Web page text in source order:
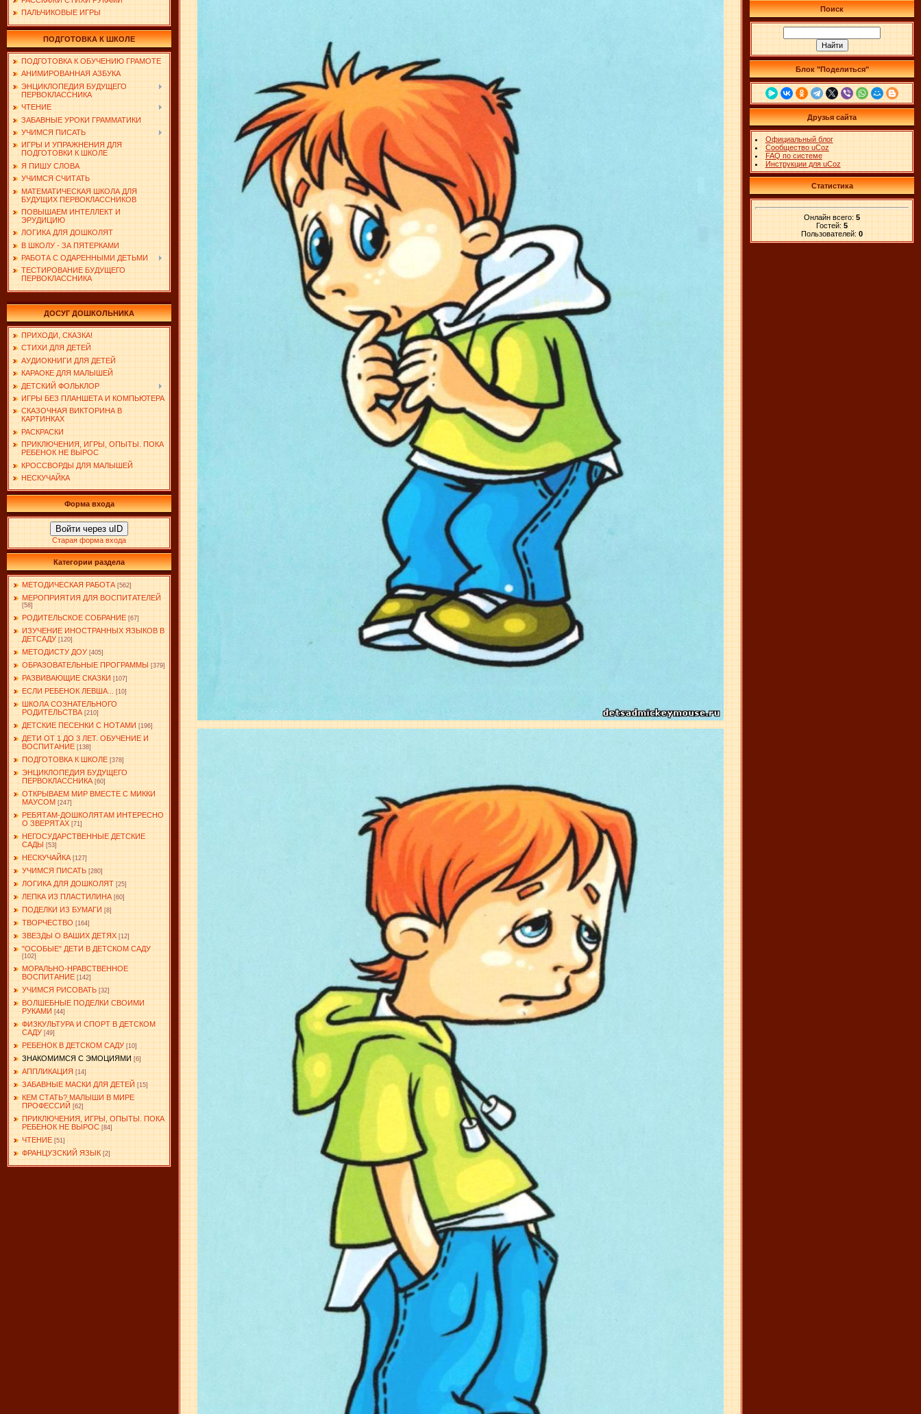
ПАЛЬЧИКОВЫЕ ИГРЫ
ПОДГОТОВКА К ШКОЛЕ
ПОДГОТОВКА К ОБУЧЕНИЮ ГРАМОТЕ
АНИМИРОВАННАЯ АЗБУКА
ЭНЦИКЛОПЕДИЯ БУДУЩЕГО
ПЕРВОКЛАССНИКА
ЧТЕНИЕ
ЗАБАВНЫЕ УРОКИ ГРАММАТИКИ
УЧИМСЯ ПИСАТЬ
ИГРЫ И УПРАЖНЕНИЯ ДЛЯ
ПОДГОТОВКИ К ШКОЛЕ
Я ПИШУ СЛОВА
УЧИМСЯ СЧИТАТЬ
МАТЕМАТИЧЕСКАЯ ШКОЛА ДЛЯ
БУДУЩИХ ПЕРВОКЛАССНИКОВ
ПОВЫШАЕМ ИНТЕЛЛЕКТ И
ЭРУДИЦИЮ
ЛОГИКА ДЛЯ ДОШКОЛЯТ
В ШКОЛУ - ЗА ПЯТЕРКАМИ
РАБОТА С ОДАРЕННЫМИ ДЕТЬМИ
ТЕСТИРОВАНИЕ БУДУЩЕГО
ПЕРВОКЛАССНИКА
ДОСУГ ДОШКОЛЬНИКА
ПРИХОДИ, СКАЗКА!
СТИХИ ДЛЯ ДЕТЕЙ
АУДИОКНИГИ ДЛЯ ДЕТЕЙ
КАРАОКЕ ДЛЯ МАЛЫШЕЙ
ДЕТСКИЙ ФОЛЬКЛОР
ИГРЫ БЕЗ ПЛАНШЕТА И КОМПЬЮТЕРА
СКАЗОЧНАЯ ВИКТОРИНА В
КАРТИНКАХ
РАСКРАСКИ
ПРИКЛЮЧЕНИЯ, ИГРЫ, ОПЫТЫ. ПОКА
РЕБЕНОК НЕ ВЫРОС
КРОССВОРДЫ ДЛЯ МАЛЫШЕЙ
НЕСКУЧАЙКА
Форма входа
Войти через uID
Старая форма входа
Категории раздела
МЕТОДИЧЕСКАЯ РАБОТА [562]
МЕРОПРИЯТИЯ ДЛЯ ВОСПИТАТЕЛЕЙ
[58]
РОДИТЕЛЬСКОЕ СОБРАНИЕ [67]
ИЗУЧЕНИЕ ИНОСТРАННЫХ ЯЗЫКОВ В
ДЕТСАДУ [120]
МЕТОДИСТУ ДОУ [405]
ОБРАЗОВАТЕЛЬНЫЕ ПРОГРАММЫ [379]
РАЗВИВАЮЩИЕ СКАЗКИ [107]
ЕСЛИ РЕБЕНОК ЛЕВША... [10]
ШКОЛА СОЗНАТЕЛЬНОГО
РОДИТЕЛЬСТВА [210]
ДЕТСКИЕ ПЕСЕНКИ С НОТАМИ [196]
ДЕТИ ОТ 1 ДО 3 ЛЕТ. ОБУЧЕНИЕ И
ВОСПИТАНИЕ [138]
ПОДГОТОВКА К ШКОЛЕ [378]
ЭНЦИКЛОПЕДИЯ БУДУЩЕГО
ПЕРВОКЛАССНИКА [60]
ОТКРЫВАЕМ МИР ВМЕСТЕ С МИККИ
МАУСОМ [247]
РЕБЯТАМ-ДОШКОЛЯТАМ ИНТЕРЕСНО
О ЗВЕРЯТАХ [71]
НЕГОСУДАРСТВЕННЫЕ ДЕТСКИЕ
САДЫ [53]
НЕСКУЧАЙКА [127]
УЧИМСЯ ПИСАТЬ [280]
ЛОГИКА ДЛЯ ДОШКОЛЯТ [25]
ЛЕПКА ИЗ ПЛАСТИЛИНА [60]
ПОДЕЛКИ ИЗ БУМАГИ [8]
ТВОРЧЕСТВО [164]
ЗВЕЗДЫ О ВАШИХ ДЕТЯХ [12]
"ОСОБЫЕ" ДЕТИ В ДЕТСКОМ САДУ
[102]
МОРАЛЬНО-НРАВСТВЕННОЕ
ВОСПИТАНИЕ [142]
УЧИМСЯ РИСОВАТЬ [32]
ВОЛШЕБНЫЕ ПОДЕЛКИ СВОИМИ
РУКАМИ [44]
ФИЗКУЛЬТУРА И СПОРТ В ДЕТСКОМ
САДУ [49]
РЕБЕНОК В ДЕТСКОМ САДУ [10]
ЗНАКОМИМСЯ С ЭМОЦИЯМИ [6]
АППЛИКАЦИЯ [14]
ЗАБАВНЫЕ МАСКИ ДЛЯ ДЕТЕЙ [15]
КЕМ СТАТЬ? МАЛЫШИ В МИРЕ
ПРОФЕССИЙ [62]
ПРИКЛЮЧЕНИЯ, ИГРЫ, ОПЫТЫ. ПОКА
РЕБЕНОК НЕ ВЫРОС [84]
ЧТЕНИЕ [51]
ФРАНЦУЗСКИЙ ЯЗЫК [2]
Поиск
Блок "Поделиться"
Друзья сайта
Официальный блог
Сообщество uCoz
FAQ по системе
Инструкции для uCoz
Статистика
Онлайн всего: 5
Гостей: 5
Пользователей: 0